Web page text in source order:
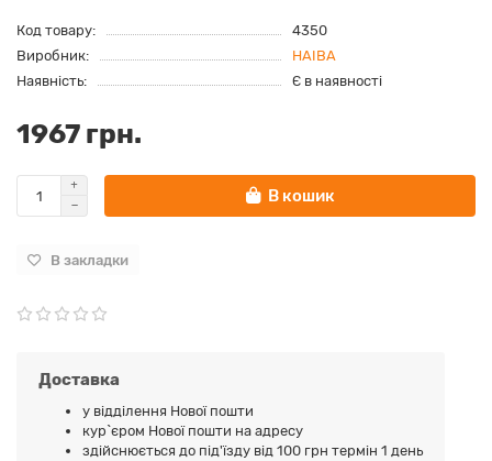
Код товару:
4350
Виробник:
HAIBA
Наявність:
Є в наявності
1967 грн.
В кошик
В закладки
Доставка
у відділення Нової пошти
кур`єром Нової пошти на адресу
здійснюється до під'їзду від 100 грн термін 1 день